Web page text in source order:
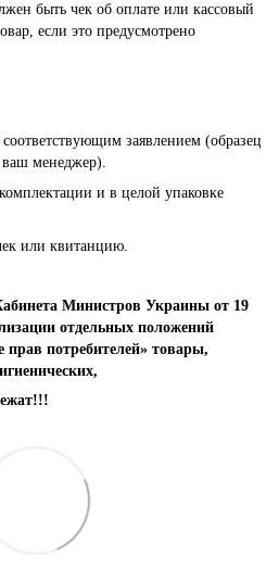
быть чек об оплате или кассовый
если это предусмотрено
заявлением (образец
ваш менеджер).
и в целой упаковке
или квитанцию.
Министров Украины от 19
отдельных положений
потребителей» товары,